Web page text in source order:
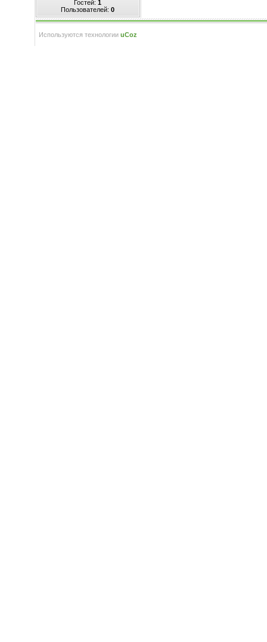
Гостей: 1
Пользователей: 0
Используются технологии uCoz